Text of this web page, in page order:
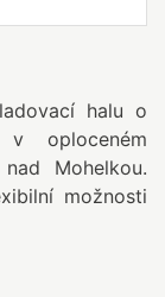
halu o
oploceném
Mohelkou.
možnosti